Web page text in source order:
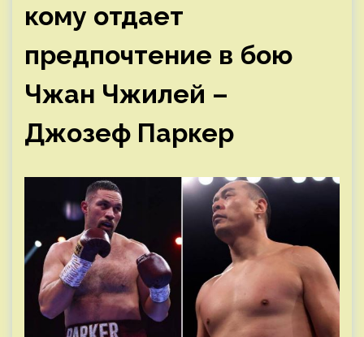
кому отдает
предпочтение в бою
Чжан Чжилей –
Джозеф Паркер